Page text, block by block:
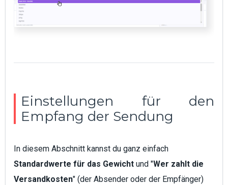
Einstellungen für den
Empfang der Sendung
In diesem Abschnitt kannst du ganz einfach
Standardwerte für das Gewicht und "Wer zahlt die
Versandkosten" (der Absender oder der Empfänger)